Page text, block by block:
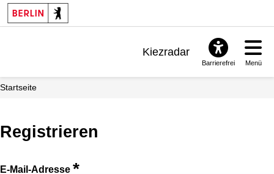
Kiezradar
Barrierefrei Menü
Startseite
Registrieren
E-Mail-Adresse *